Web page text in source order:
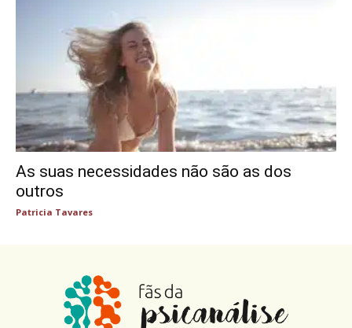
As suas necessidades não são as dos
outros
Patricia Tavares